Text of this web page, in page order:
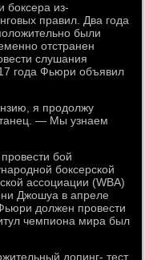
боксера из-
правил. Два года
были
отстранен
слушания
года Фьюри объявил
я продолжу
— Мы узнаем
бой
боксерской
ассоциации (WBA)
Джошуа в апреле
должен провести
чемпиона мира был
допинг- тест